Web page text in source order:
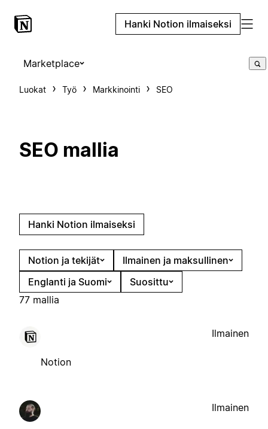
Hanki Notion ilmaiseksi
Marketplace
Luokat Työ Markkinointi SEO
SEO mallia
Hanki Notion ilmaiseksi
Notion ja tekijät
Ilmainen ja maksullinen
Englanti ja Suomi
Suosittu
77 mallia
Notion
Ilmainen
Ilmainen